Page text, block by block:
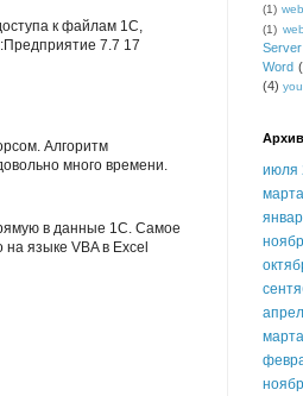
к файлам 1С,
7.7 17
Алгоритм
много времени.
в данные 1С. Самое
на языке VBA в Excel
(1) web
(1)
Word
(4)
июля